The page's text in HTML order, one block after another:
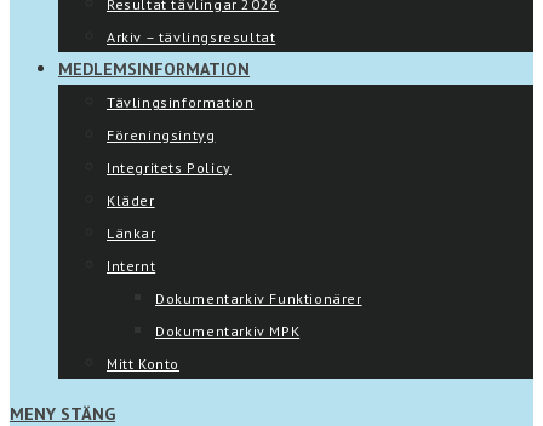
Resultat tävlingar 2026
Arkiv – tävlingsresultat
MEDLEMSINFORMATION
Tävlingsinformation
Föreningsintyg
Integritets Policy
Kläder
Länkar
Internt
Dokumentarkiv Funktionärer
Dokumentarkiv MPK
Mitt Konto
MENY STÄNG